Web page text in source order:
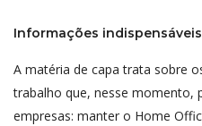
Informações
A matéria de capa trata sobre
trabalho que, nesse momento,
empresas: manter o Home